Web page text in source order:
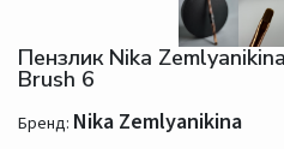
Пензлик Nika
Brush 6
Бренд: Nika Zemlyanikina